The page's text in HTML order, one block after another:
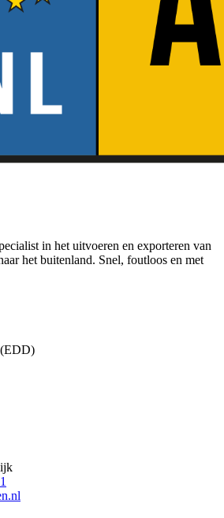
in het uitvoeren en exporteren van
het buitenland. Snel, foutloos en met